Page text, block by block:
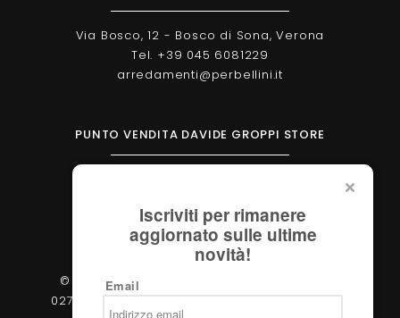
Via Bosco, 12 - Bosco di Sona, Verona
Tel. +39 045 6081229
arredamenti@perbellini.it
PUNTO VENDITA DAVIDE GROPPI STORE
verona@davidegroppi.store
© 2026 - Perbellini Arredamenti S.r.l. - P.IVA
02783400233 - Via Verdi, 31/A - 37060, Castel
Iscriviti per rimanere
aggiornato sulle ultime
novità!
Email